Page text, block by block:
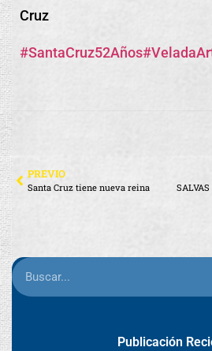
Cruz
#SantaCruz52Años
PREVIO
Santa Cruz tiene nueva reina
Publicación